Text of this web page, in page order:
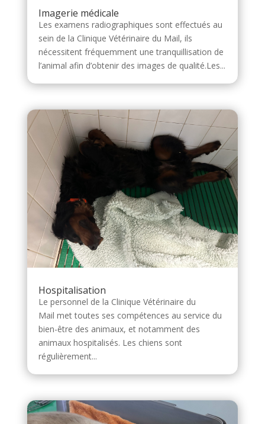
Imagerie médicale
Les examens radiographiques sont effectués au
sein de la Clinique Vétérinaire du Mail, ils
nécessitent fréquemment une tranquillisation de
l’animal afin d’obtenir des images de qualité.Les...
Hospitalisation
Le personnel de la Clinique Vétérinaire du
Mail met toutes ses compétences au service du
bien-être des animaux, et notamment des
animaux hospitalisés. Les chiens sont
régulièrement...